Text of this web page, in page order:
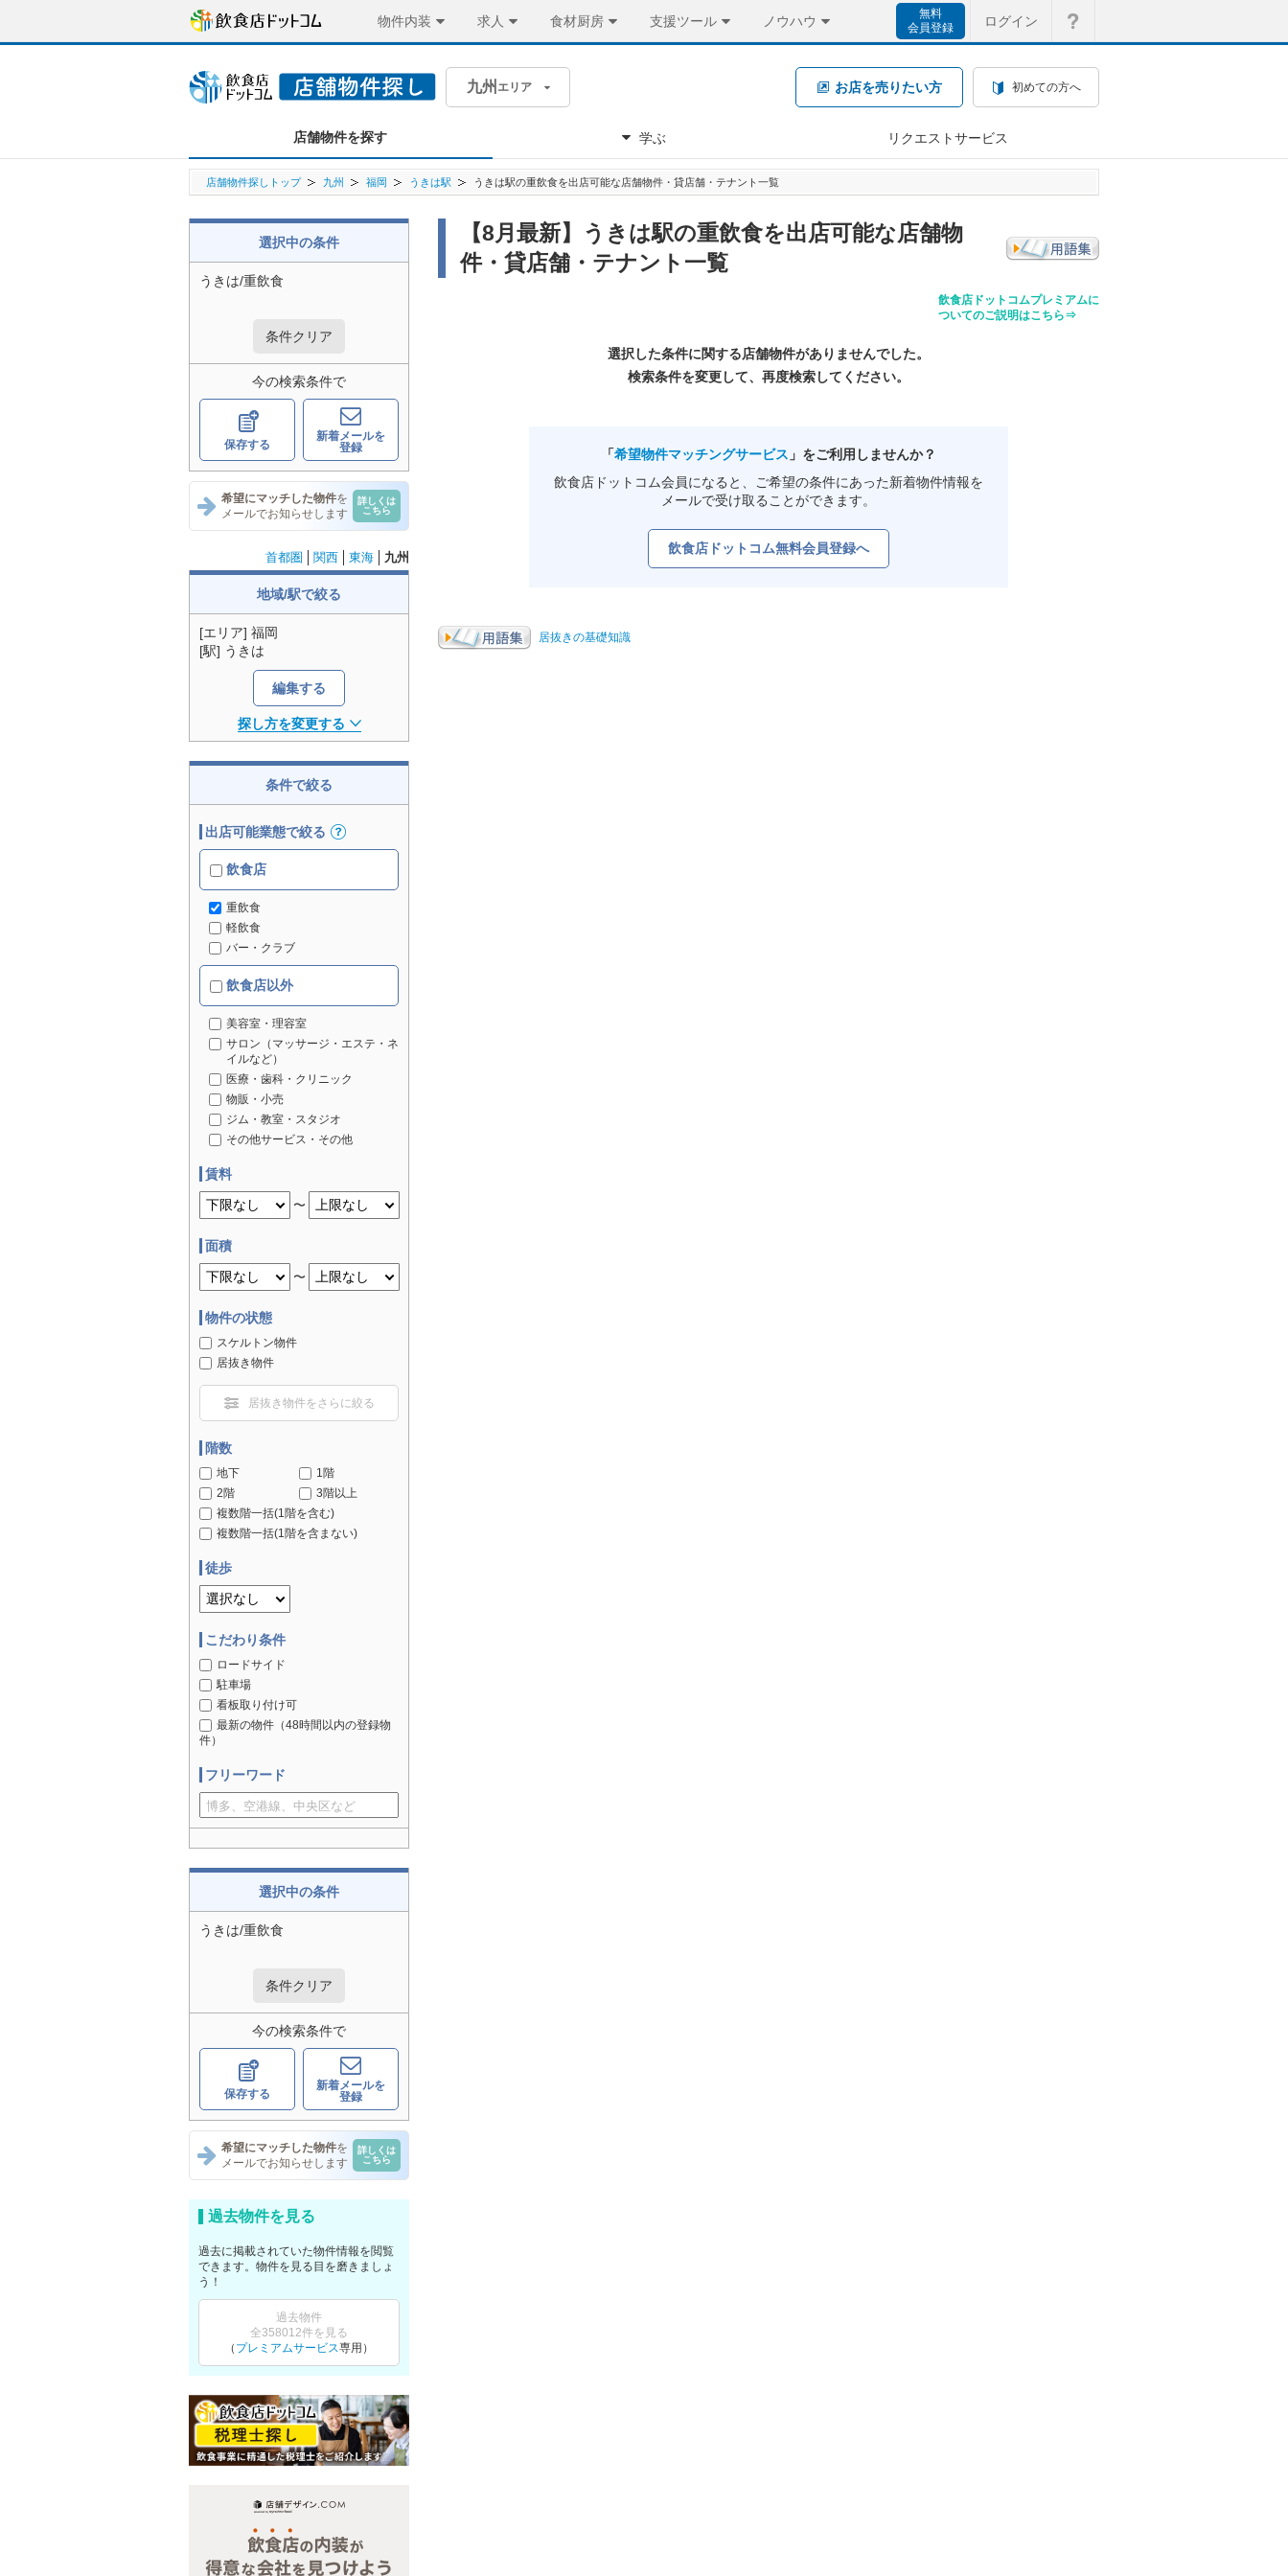
物件内装 求人 食材厨房 支援ツール ノウハウ
無料
会員登録
ログイン
九州 エリア お店を売りたい方 初めての方へ
店舗物件を探す 学ぶ リクエストサービス
店舗物件探しトップ 九州 福岡 うきは駅 うきは駅の重飲食を出店可能な店舗物件・貸店舗・テナント一覧
選択中の条件
うきは/重飲食
条件クリア
今の検索条件で
保存する
新着メールを
登録
希望にマッチした物件を
メールでお知らせします
詳しくは
こちら
首都圏 関西 東海 九州
地域/駅で絞る
[エリア] 福岡
[駅] うきは
編集する
探し方を変更する
条件で絞る
出店可能業態で絞る
飲食店
重飲食
軽飲食
バー・クラブ
飲食店以外
美容室・理容室
サロン（マッサージ・エステ・ネ
イルなど）
医療・歯科・クリニック
物販・小売
ジム・教室・スタジオ
その他サービス・その他
賃料
〜
面積
〜
物件の状態
スケルトン物件
居抜き物件
居抜き物件をさらに絞る
階数
地下
1階
2階
3階以上
複数階一括(1階を含む)
複数階一括(1階を含まない)
徒歩
こだわり条件
ロードサイド
駐車場
看板取り付け可
最新の物件（48時間以内の登録物
件）
フリーワード
選択中の条件
うきは/重飲食
条件クリア
今の検索条件で
保存する
新着メールを
登録
希望にマッチした物件を
メールでお知らせします
詳しくは
こちら
過去物件を見る
過去に掲載されていた物件情報を閲覧
できます。物件を見る目を磨きましょ
う！
過去物件
全358012件を見る
（ プレミアムサービス専用）
【8月最新】うきは駅の重飲食を出店可能な店舗物
件・貸店舗・テナント一覧
飲食店ドットコムプレミアムに
ついてのご説明はこちら⇒
選択した条件に関する店舗物件がありませんでした。
検索条件を変更して、再度検索してください。
「希望物件マッチングサービス 」をご利用しませんか？
飲食店ドットコム会員になると、ご希望の条件にあった新着物件情報を
メールで受け取ることができます。
飲食店ドットコム無料会員登録へ
居抜きの基礎知識